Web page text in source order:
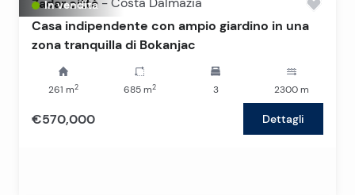
In vendita
Zadar città
Casa indipendente con ampio giardino in una
zona tranquilla di Bokanjac
261 m2 685m2 3 2300 m
€570,000 Dettagli